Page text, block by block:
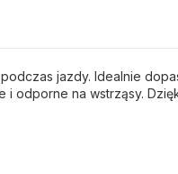
jazdy. Idealnie
na wstrząsy.